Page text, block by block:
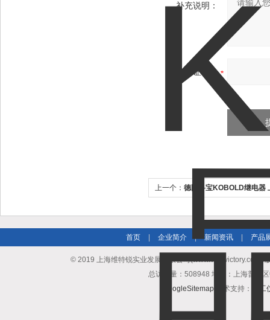
补充说明：
验证码：
上一个： 德国科宝KOBOLD继电器
首页 企业简介 | 新闻资讯 产品
© 2019 上海维特锐实业发展有限公司(www.vse-victory.com)
总访问量：508948 地址：上海普陀
GoogleSitemap 技术支持： 化